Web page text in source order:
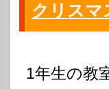
クリスマ
1年生の教